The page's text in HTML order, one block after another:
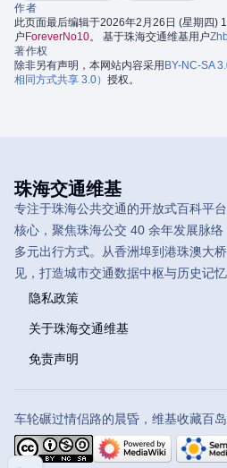
目录
作者
此页面最后编辑于2026年2月26日 (星期四)
户ForeverNo10。 基于珠海交通维基用户
著作权
除非另有声明，本网站内容采用BY-NC-SA
相同方式共享 3.0） 授权。
珠海交通维基
专注于珠海公共交通的开放式百科平
核心，聚焦珠海公交 40 余年发展脉
多元出行方式。从香洲埠到港珠澳大
见，打造城市交通数据中枢与历史记忆
隐私政策
关于珠海交通维基
免责声明
车轮碾过情侣路的晨昏，维基收藏百